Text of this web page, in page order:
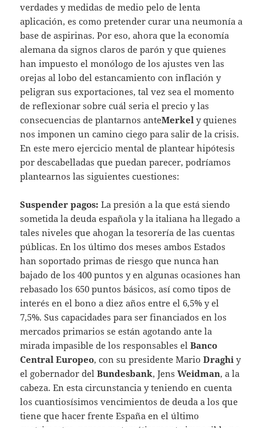
verdades y medidas de medio pelo de lenta
aplicación, es como pretender curar una neumonía a
base de aspirinas. Por eso, ahora que la economía
alemana da signos claros de parón y que quienes
han impuesto el monólogo de los ajustes ven las
orejas al lobo del estancamiento con inflación y
peligran sus exportaciones, tal vez sea el momento
de reflexionar sobre cuál seria el precio y las
consecuencias de plantarnos anteMerkel y quienes
nos imponen un camino ciego para salir de la crisis.
En este mero ejercicio mental de plantear hipótesis
por descabelladas que puedan parecer, podríamos
plantearnos las siguientes cuestiones:
Suspender pagos:La presión a la que está siendo
sometida la deuda española y la italiana ha llegado a
tales niveles que ahogan la tesorería de las cuentas
públicas. En los último dos meses ambos Estados
han soportado primas de riesgo que nunca han
bajado de los 400 puntos y en algunas ocasiones han
rebasado los 650 puntos básicos, así como tipos de
interés en el bono a diez años entre el 6,5% y el
7,5%. Sus capacidades para ser financiados en los
mercados primarios se están agotando ante la
mirada impasible de los responsables elBanco
Central Europeo, con su presidente MarioDraghi y
el gobernador del Bundesbank, JensWeidman, a la
cabeza. En esta circunstancia y teniendo en cuenta
los cuantiosísimos vencimientos de deuda a los que
tiene que hacer frente España en el último